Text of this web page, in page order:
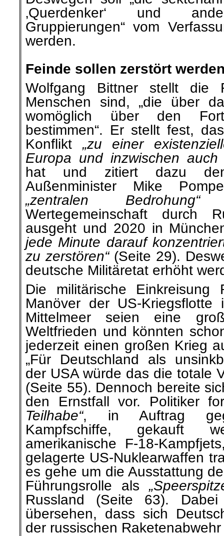
‚Querdenker‘ und
Gruppierungen“ vom
werden.
Feinde sollen zerstört
Wolfgang Bittner stellt die
Menschen sind, „die über
womöglich über den
bestimmen“. Er stellt fest,
Konflikt „zu einer
Europa und inzwischen auch
hat und zitiert dazu
Außenminister Mike
„zentralen Bedrohung“
Wertegemeinschaft durch
ausgeht und 2020 in
jede Minute darauf
zu zerstören“(Seite 29).
deutsche Militäretat erhöht
Die militärische Einkreisung
Manöver der US-
Mittelmeer seien eine
Weltfrieden und könnten
jederzeit einen großen Krieg
„Für Deutschland als
der USA würde das die totale
(Seite 55). Dennoch bereite
den Ernstfall vor. Politiker
Teilhabe“, in Auftrag
Kampfschiffe, gekauft
amerikanische F-18-
gelagerte US-Nuklearwaffen
es gehe um die Ausstattung
Führungsrolle als
Russland (Seite 63). Dabei
übersehen, dass sich
der russischen